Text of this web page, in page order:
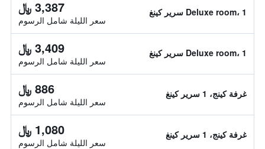
Deluxe room، 1 سرير كينغ 3,387 ﷼
سعر الليلة شامل الرسوم
Deluxe room، 1 سرير كينغ 3,409 ﷼
سعر الليلة شامل الرسوم
غرفة كينج، 1 سرير كينغ 886 ﷼
سعر الليلة شامل الرسوم
غرفة كينج، 1 سرير كينغ 1,080 ﷼
سعر الليلة شامل الرسوم